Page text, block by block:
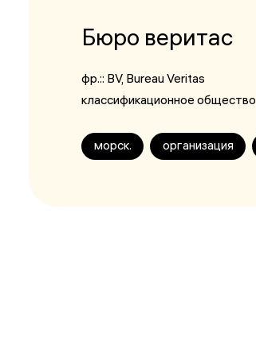
Бюро веритас
фр.:: BV, Bureau Veritas
классификационное общество
морск. организация